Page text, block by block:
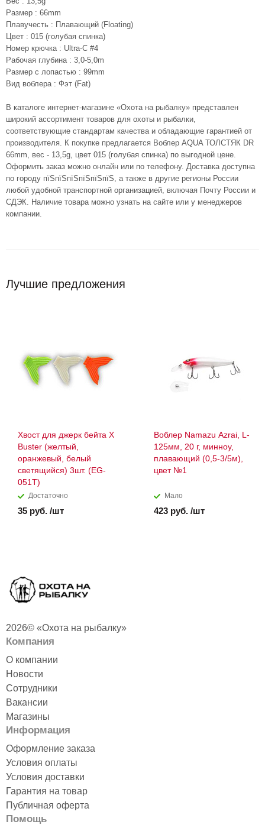
Размер : 66mm
Плавучесть : Плавающий (Floating)
Цвет : 015 (голубая спинка)
Номер крючка : Ultra-C #4
Рабочая глубина : 3,0-5,0m
Размер с лопастью : 99mm
Вид воблера : Фэт (Fat)
В каталоге интернет-магазине «Охота на рыбалку» представлен
широкий ассортимент товаров для охоты и рыбалки,
соответствующие стандартам качества и обладающие гарантией от
производителя. К покупке предлагается Воблер AQUA ТОЛСТЯК DR
66mm, вес - 13,5g, цвет 015 (голубая спинка) по выгодной цене.
Оформить заказ можно онлайн или по телефону. Доставка доступна
по городу пїЅпїЅпїЅпїЅпїЅпїЅ, а также в другие регионы России
любой удобной транспортной организацией, включая Почту России и
СДЭК. Наличие товара можно узнать на сайте или у менеджеров
компании.
Лучшие предложения
Хвост для джерк бейта X
Buster (желтый,
оранжевый, белый
светящийся) 3шт. (EG-
051T)
Достаточно
35 руб. /шт
Воблер Namazu Azrai, L-
125мм, 20 г, минноу,
плавающий (0,5-3/5м),
цвет №1
Мало
423 руб. /шт
2026© «Охота на рыбалку»
Компания
О компании
Новости
Сотрудники
Вакансии
Магазины
Информация
Оформление заказа
Условия оплаты
Условия доставки
Гарантия на товар
Публичная оферта
Помощь